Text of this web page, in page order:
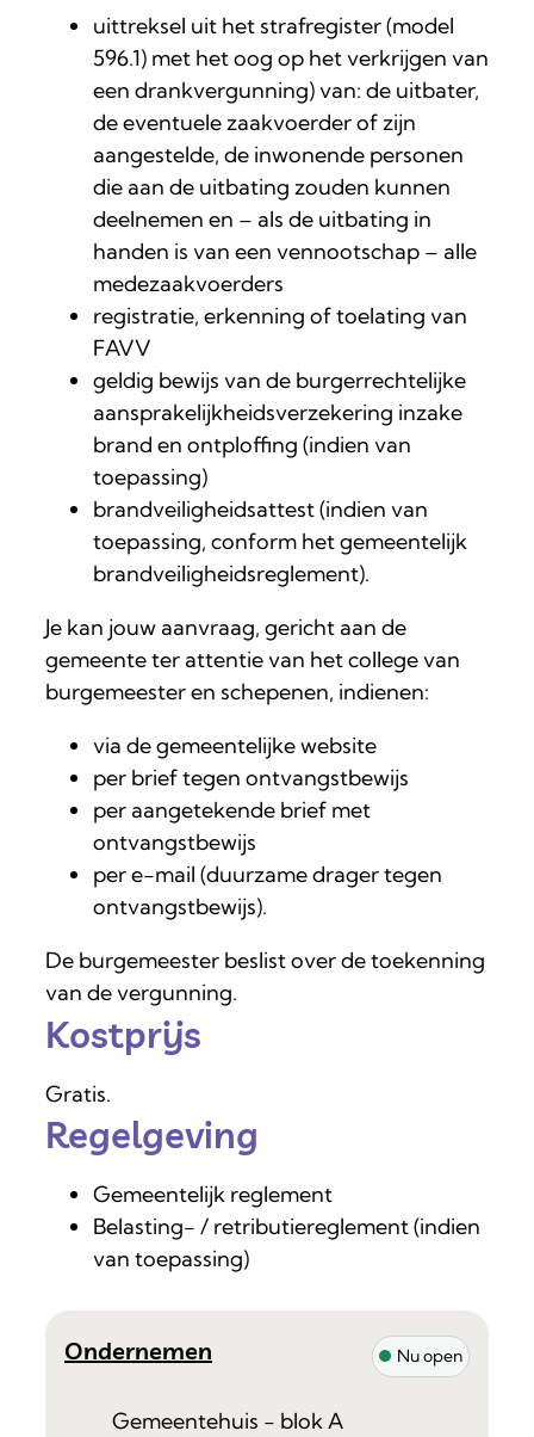
uittreksel uit het strafregister (model
596.1) met het oog op het verkrijgen van
een drankvergunning) van: de uitbater,
de eventuele zaakvoerder of zijn
aangestelde, de inwonende personen
die aan de uitbating zouden kunnen
deelnemen en – als de uitbating in
handen is van een vennootschap – alle
medezaakvoerders
registratie, erkenning of toelating van
FAVV
geldig bewijs van de burgerrechtelijke
aansprakelijkheidsverzekering inzake
brand en ontploffing (indien van
toepassing)
brandveiligheidsattest (indien van
toepassing, conform het gemeentelijk
brandveiligheidsreglement).
Je kan jouw aanvraag, gericht aan de
gemeente ter attentie van het college van
burgemeester en schepenen, indienen:
via de gemeentelijke website
per brief tegen ontvangstbewijs
per aangetekende brief met
ontvangstbewijs
per e-mail (duurzame drager tegen
ontvangstbewijs).
De burgemeester beslist over de toekenning
van de vergunning.
Kostprijs
Gratis.
Regelgeving
Gemeentelijk reglement
Belasting- / retributiereglement (indien
van toepassing)
Ondernemen Nu open
AdresGemeentehuis - blok A